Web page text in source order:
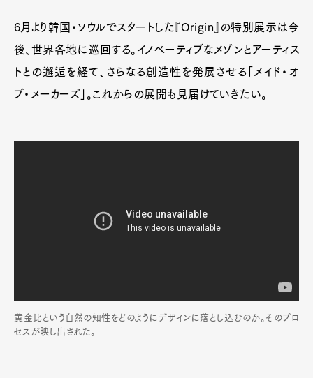
6月より韓国・ソウルでスタートした『Origin』の特別展示は今
後、世界各地に巡回する。イノベーティブなメゾンとアーティス
トとの邂逅を経て、さらなる創造性を発展させる「メイド・オ
ブ・メーカーズ」。これからの展開も見届けていきたい。
黄金比という自然の知性をどのようにデザインに落とし込むのか。そのプロ
セスが映し出された。